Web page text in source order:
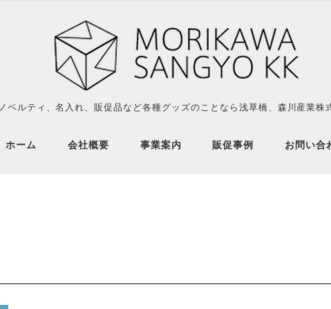
ノベルティ、名入れ、販促品など各種グッズのことなら浅草橋、森川産業株
ホーム 会社概要 事業案内 販促事例 お問い合